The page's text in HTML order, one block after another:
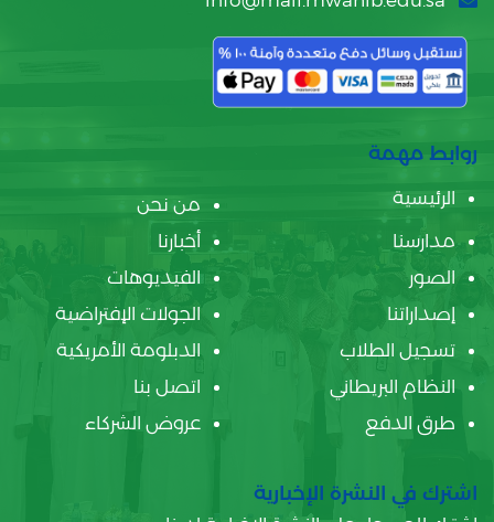
روابط مهمة
الرئيسية
من نحن
مدارسنا
أخبارنا
الصور
الفيديوهات
إصداراتنا
الجولات الإفتراضية
تسجيل الطلاب
الدبلومة الأمريكية
النظام البريطاني
اتصل بنا
طرق الدفع
عروض الشركاء
اشترك في النشرة الإخبارية